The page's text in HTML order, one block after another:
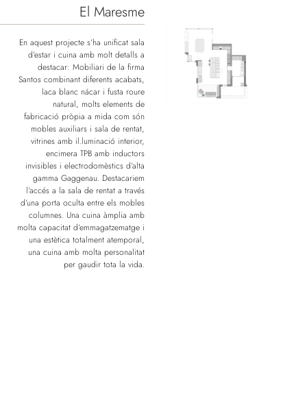
El Maresme
En aquest projecte s’ha unificat sala
d’estar i cuina amb molt detalls a
destacar: Mobiliari de la firma
Santos combinant diferents acabats,
laca blanc nácar i fusta roure
natural, molts elements de
fabricació pròpia a mida com són
mobles auxiliars i sala de rentat,
vitrines amb il.luminació interior,
encimera TPB amb inductors
invisibles i electrodomèstics d’alta
gamma Gaggenau. Destacariem
l’accés a la sala de rentat a través
d’una porta oculta entre els mobles
columnes. Una cuina àmplia amb
molta capacitat d’emmagatzematge i
una estètica totalment atemporal,
una cuina amb molta personalitat
per gaudir tota la vida.